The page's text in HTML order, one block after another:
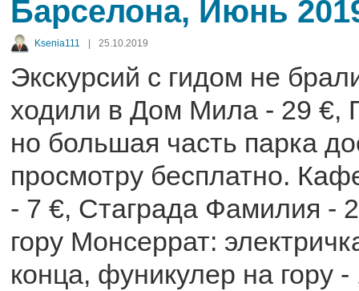
Барселона, Июнь
Ksenia111 25.10.2019
Экскурсий с гидом не
ходили в Дом Мила - 29 €,
но большая часть парка
просмотру бесплатно.
- 7 €, Стаграда Фамилия -
гору Монсеррат:
конца, фуникулер на гору